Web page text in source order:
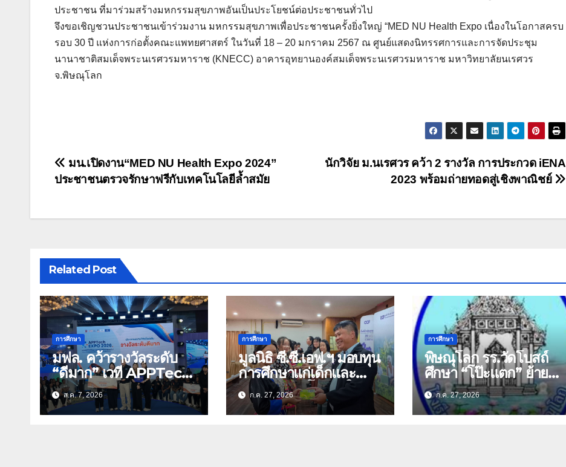
ประชาชน ที่มาร่วมสร้างมหกรรมสุขภาพอันเป็นประโยชน์ต่อประชาชนทั่วไป
จึงขอเชิญชวนประชาชนเข้าร่วมงาน มหกรรมสุขภาพเพื่อประชาชนครั้งยิ่งใหญ่ “MED NU Health Expo เนื่องในโอกาสครบ
รอบ 30 ปี แห่งการก่อตั้งคณะแพทยศาสตร์ ในวันที่ 18 – 20 มกราคม 2567 ณ ศูนย์แสดงนิทรรศการและการจัดประชุม
นานาชาติสมเด็จพระนเรศวรมหาราช (KNECC) อาคารอุทยานองค์สมเด็จพระนเรศวรมหาราช มหาวิทยาลัยนเรศวร
จ.พิษณุโลก
แนะแนว
นักวิจัย ม.นเรศวร คว้า 2 รางวัล การประกวด iENA
2023 พร้อมถ่ายทอดสู่เชิงพาณิชย์
มน.เปิดงาน“MED NU Health Expo 2024”
ประชาชนตรวจรักษาฟรีกับเทคโนโลยีล้ำสมัย
Related Post
การศึกษา
มฟล. คว้ารางวัลระดับ
“ดีมาก” เวที APPTech
EXPO 2026 ชูงานวิจัย
สมุนไพร ขับเคลื่อน
นวัตกรรมสู่เชิงพาณิชย์
ส.ค. 7, 2026
การศึกษา
มูลนิธิ ซี.ซี.เอฟ.ฯ มอบทุน
การศึกษาแก่เด็กและ
เยาวชนด้อยโอกาสใน
จังหวัดเชียงราย-พะเยา
สร้างโอกาสทางการ
ก.ค. 27, 2026
การศึกษา
พิษณุโลก รร.วัดโบสถ์
ศึกษา “โป๊ะแตก” ย้าย
ผอ.สลับช่วยราชการ รร.
ประชาสงเคราะห์วิทยา
ก.ค. 27, 2026